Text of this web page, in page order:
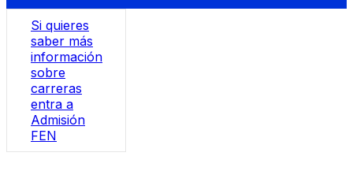
Si quieres
saber más
información
sobre
carreras
entra a
Admisión
FEN